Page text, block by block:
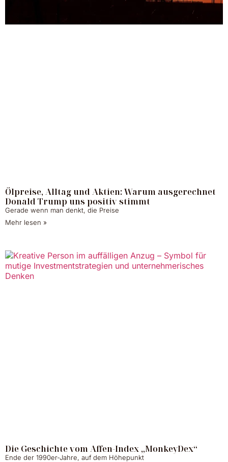
Ölpreise, Alltag und Aktien: Warum ausgerechnet
Donald Trump uns positiv stimmt
Gerade wenn man denkt, die Preise
Mehr lesen »
Die Geschichte vom Affen-Index „MonkeyDex“
Ende der 1990er-Jahre, auf dem Höhepunkt